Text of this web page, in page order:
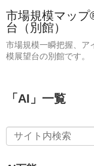
市場規模マッ
台（別館）
市場規模一瞬把握、ア
模展望台の別館です。
「 AI 」 一覧